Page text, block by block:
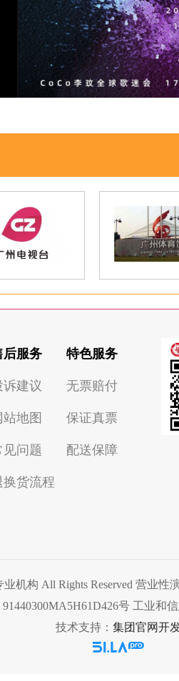
后服务
诉建议
站地图
见问题
换货流程
特色服务
无票赔付
保证真票
配送保障
机构 All Rights Reserved 营业
号 工业和
技术支持： 集团官网开